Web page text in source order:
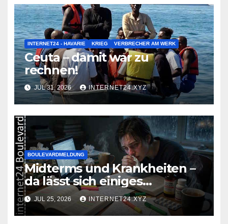
INTERNET24 - HAVARIE KRIEG VERBRECHER AM WERK
Ceuta – damit war zu
rechnen!
JUL 31, 2026 INTERNET24.XYZ
BOULEVARDMELDUNG
Midterms und Krankheiten –
da lässt sich einiges
zusammenbrauen!
JUL 25, 2026 INTERNET24.XYZ